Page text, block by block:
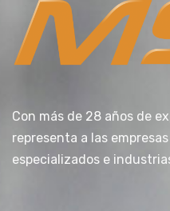
Con más de 28 años de
representa a las
especializados e